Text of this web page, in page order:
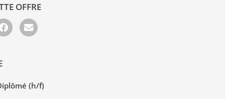
OFFRE
(h/f)